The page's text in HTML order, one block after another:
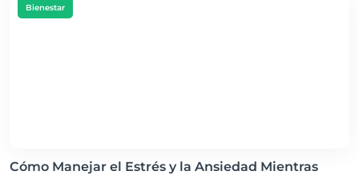
Bienestar
Cómo Manejar el Estrés y la Ansiedad Mientras